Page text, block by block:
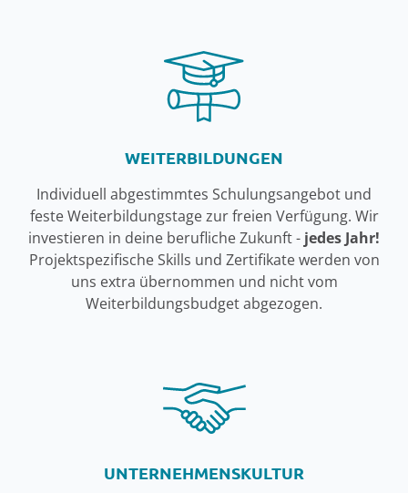
WEITERBILDUNGEN
Individuell abgestimmtes Schulungsangebot und
feste Weiterbildungstage zur freien Verfügung. Wir
investieren in deine berufliche Zukunft - jedes Jahr!
Projektspezifische Skills und Zertifikate werden von
uns extra übernommen und nicht vom
Weiterbildungsbudget abgezogen.
UNTERNEHMENSKULTUR